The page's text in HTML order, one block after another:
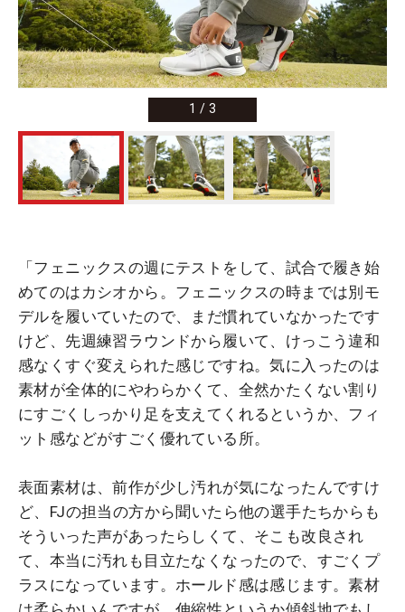
1 / 3
「フェニックスの週にテストをして、試合で履き始
めてのはカシオから。フェニックスの時までは別モ
デルを履いていたので、まだ慣れていなかったです
けど、先週練習ラウンドから履いて、けっこう違和
感なくすぐ変えられた感じですね。気に入ったのは
素材が全体的にやわらかくて、全然かたくない割り
にすごくしっかり足を支えてくれるというか、フィ
ット感などがすごく優れている所。
表面素材は、前作が少し汚れが気になったんですけ
ど、FJの担当の方から聞いたら他の選手たちからも
そういった声があったらしくて、そこも改良され
て、本当に汚れも目立たなくなったので、すごくプ
ラスになっています。ホールド感は感じます。素材